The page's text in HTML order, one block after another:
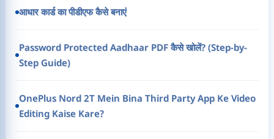
आधार कार्ड का पीडीएफ कैसे बनाएं
Password Protected Aadhaar PDF कैसे खोलें? (Step-by-
Step Guide)
OnePlus Nord 2T Mein Bina Third Party App Ke Video
Editing Kaise Kare?